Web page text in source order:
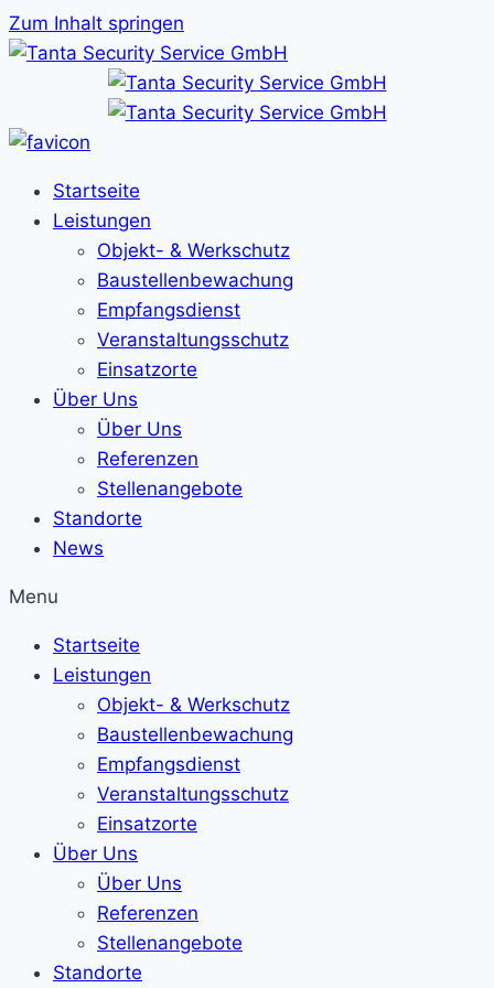
Zum Inhalt springen
Startseite
Leistungen
Objekt- & Werkschutz
Baustellenbewachung
Empfangsdienst
Veranstaltungsschutz
Einsatzorte
Über Uns
Über Uns
Referenzen
Stellenangebote
Standorte
News
Menu
Startseite
Leistungen
Objekt- & Werkschutz
Baustellenbewachung
Empfangsdienst
Veranstaltungsschutz
Einsatzorte
Über Uns
Über Uns
Referenzen
Stellenangebote
Standorte